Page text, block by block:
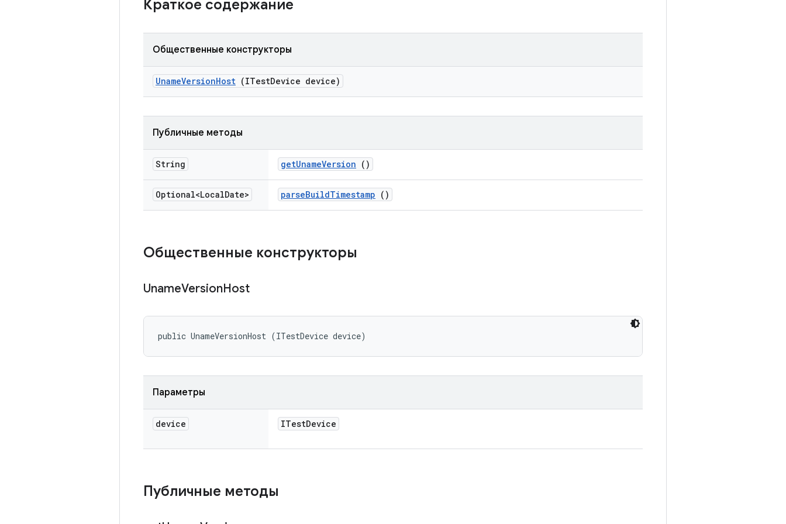
Краткое содержание
Общественные конструкторы
UnameVersionHost (ITestDevice device)
Публичные методы
String getUnameVersion ()
Optional<LocalDate> parseBuildTimestamp ()
Общественные конструкторы
UnameVersionHost
public UnameVersionHost (ITestDevice device)
Параметры
device ITestDevice
Публичные методы